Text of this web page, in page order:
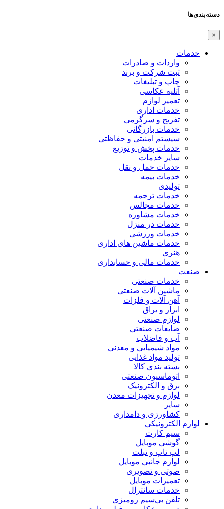
دسته‌بندی‌ها
×
خدمات
واردات و صادرات
ثبت شرکت و برند
چاپ و تبلیغات
آتلیه عکاسی
تعمیر لوازم
خدمات اداری
تفریح و سرگرمی
خدمات بازرگانی
سیستم امنیتی و حفاظتی
خدمات پخش و توزیع
سایر خدمات
خدمات حمل و نقل
خدمات بیمه
تولیدی
خدمات ترجمه
خدمات مجالس
خدمات مشاوره
خدمات در منزل
خدمات ورزشی
خدمات ماشین های اداری
هنری
خدمات مالی و حسابداری
صنعت
خدمات صنعتی
ماشین آلات صنعتی
آهن آلات و فلزات
ابزار و یراق
لوازم صنعتی
ضایعات صنعتی
آب و فاضلاب
مواد شیمیایی و معدنی
تولید مواد غذایی
بسته بندی کالا
اتوماسیون صنعتی
برق و الکترونیک
لوازم و تجهیزات معدن
سایر
کشاورزی و دامداری
لوازم الکترونیکی
سیم کارت
گوشی موبایل
لپ تاپ و تبلت
لوازم جانبی موبایل
صوتی و تصویری
تعمیرات موبایل
خدمات سانترال
تلفن بی‌سیم رومیزی